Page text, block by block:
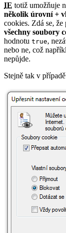
IE totiž umožňuje
několik úrovní +
cookies. Zdá se,
všechny soubory
hodnotu true,
nebo ne, což
nepůjde.
Stejně tak v